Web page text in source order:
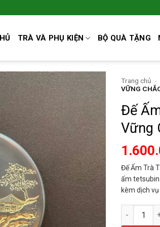
TRÀ VÀ PHỤ KIỆN BỘ QUÀ TẶNG
Trang chủ -
VỮNG
Đế
Vững
Đế Ấm Trà
ấm
kèm dịch
Đế Ấm